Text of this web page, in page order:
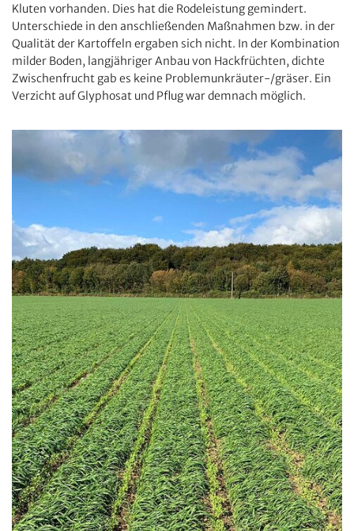
Kluten vorhanden. Dies hat die Rodeleistung gemindert.
Unterschiede in den anschließenden Maßnahmen bzw. in der
Qualität der Kartoffeln ergaben sich nicht. In der Kombination
milder Boden, langjähriger Anbau von Hackfrüchten, dichte
Zwischenfrucht gab es keine Problemunkräuter-/gräser. Ein
Verzicht auf Glyphosat und Pflug war demnach möglich.